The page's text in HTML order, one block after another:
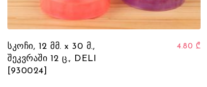
სკოჩი, 12 მმ. x 30 მ.,
შეკვრაში 12 ც., DELI
[930024]
4.80 ₾